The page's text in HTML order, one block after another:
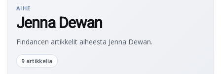
AIHE
Jenna Dewan
Findancen artikkelit aiheesta Jenna Dewan.
9 artikkelia